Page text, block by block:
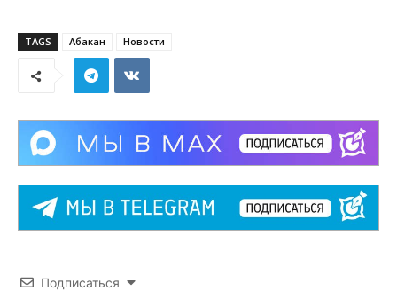
TAGS Абакан Новости
Подписаться